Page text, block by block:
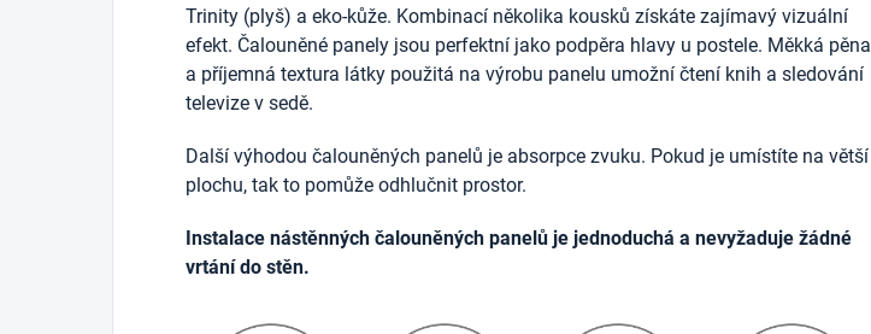
Trinity (plyš) a eko-kůže. Kombinací několika kousků získáte zajímavý vizuální
efekt. Čalouněné panely jsou perfektní jako podpěra hlavy u postele. Měkká pěna
a příjemná textura látky použitá na výrobu panelu umožní čtení knih a sledování
televize v sedě.
Další výhodou čalouněných panelů je absorpce zvuku. Pokud je umístíte na větší
plochu, tak to pomůže odhlučnit prostor.
Instalace nástěnných čalouněných panelů je jednoduchá a nevyžaduje žádné
vrtání do stěn.